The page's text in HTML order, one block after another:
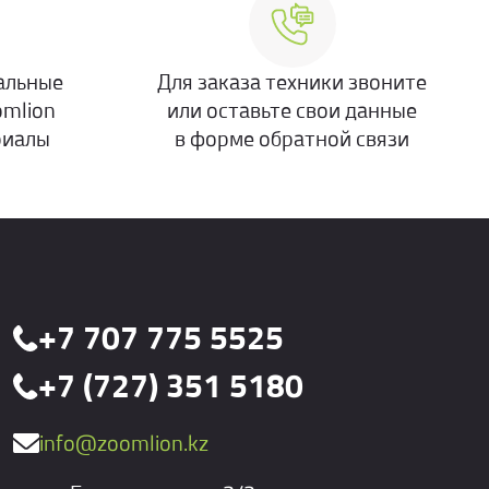
Для заказа техники звоните
или оставьте свои данные
в форме обратной связи
+7 707 775 5525
+7 (727) 351 5180
info@zoomlion.kz